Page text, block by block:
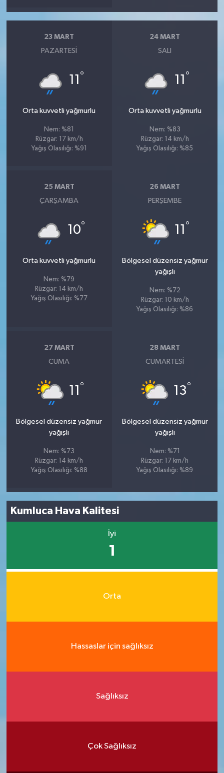
23 MART
PAZARTESI
11 °
Orta kuvvetli yağmurlu
Nem: %81
Rüzgar: 17 km/h
Yağış Olasılığı: %91
24 MART
SALI
11 °
Orta kuvvetli yağmurlu
Nem: %83
Rüzgar: 14 km/h
Yağış Olasılığı: %85
25 MART
ÇARŞAMBA
10°
Orta kuvvetli yağmurlu
Nem: %79
Rüzgar: 14 km/h
Yağış Olasılığı: %77
26 MART
PERŞEMBE
11 °
Bölgesel düzensiz yağmur
yağışlı
Nem: %72
Rüzgar: 10 km/h
Yağış Olasılığı: %86
27 MART
CUMA
11 °
Bölgesel düzensiz yağmur
yağışlı
Nem: %73
Rüzgar: 14 km/h
Yağış Olasılığı: %88
28 MART
CUMARTESI
13°
Bölgesel düzensiz yağmur
yağışlı
Nem: %71
Rüzgar: 17 km/h
Yağış Olasılığı: %89
Kumluca Hava Kalitesi
İyi
1
Orta
Hassaslar için sağlıksız
Sağlıksız
Çok Sağlıksız